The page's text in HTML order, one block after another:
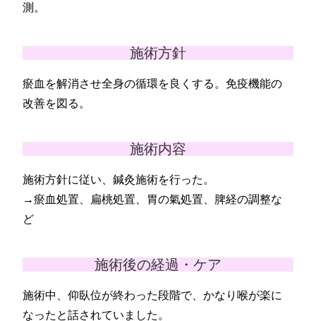
測。
施術方針
瘀血を解消させ全身の循環を良くする。免疫機能の
改善を図る。
施術内容
施術方針に従い、鍼灸施術を行った。
→瘀血処置、扁桃処置、胃の氣処置、脾経の調整な
ど
施術後の経過・ケア
施術中、仰臥位が終わった段階で、かなり喉が楽に
なったと話されていました。